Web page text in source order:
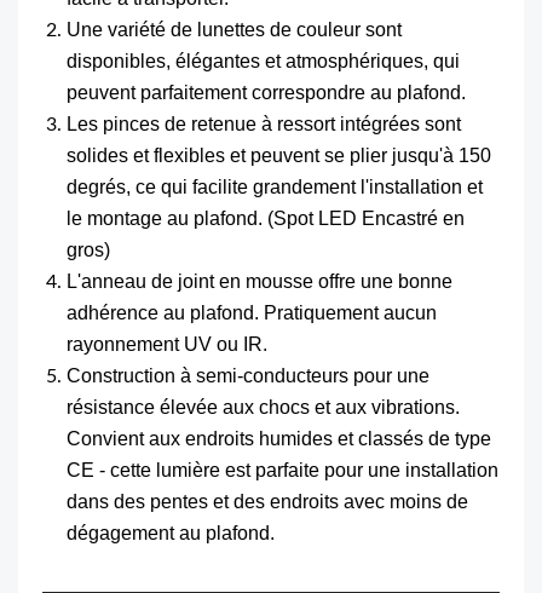
Une variété de lunettes de couleur sont
disponibles, élégantes et atmosphériques, qui
peuvent parfaitement correspondre au plafond.
Les pinces de retenue à ressort intégrées sont
solides et flexibles et peuvent se plier jusqu'à 150
degrés, ce qui facilite grandement l'installation et
le montage au plafond. (Spot LED Encastré en
gros)
L'anneau de joint en mousse offre une bonne
adhérence au plafond. Pratiquement aucun
rayonnement UV ou IR.
Construction à semi-conducteurs pour une
résistance élevée aux chocs et aux vibrations.
Convient aux endroits humides et classés de type
CE - cette lumière est parfaite pour une installation
dans des pentes et des endroits avec moins de
dégagement au plafond.